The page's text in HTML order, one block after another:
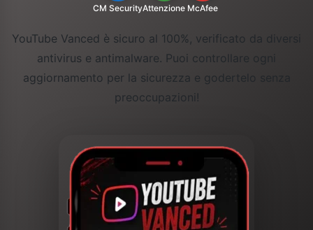
CM SecurityAttenzione McAfee
YouTube Vanced è sicuro al 100%, verificato da diversi
antivirus e antimalware. Puoi controllare ogni
aggiornamento per la sicurezza e godertelo senza
preoccupazioni!